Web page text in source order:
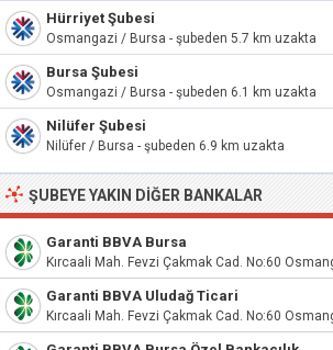
Hürriyet Şubesi
Osmangazi / Bursa - şubeden 5.7 km uzakta
Bursa Şubesi
Osmangazi / Bursa - şubeden 6.1 km uzakta
Nilüfer Şubesi
Nilüfer / Bursa - şubeden 6.9 km uzakta
ŞUBEYE YAKIN DIĞER BANKALAR
Garanti BBVA Bursa
Kırcaali Mah. Fevzi Çakmak Cad. No:60
Garanti BBVA Uludağ Ticari
Kırcaali Mah. Fevzi Çakmak Cad. No:60